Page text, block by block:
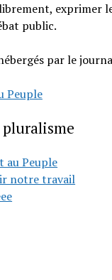
exprimer
public.
par le
Peuple
pluralisme
au Peuple
notre travail